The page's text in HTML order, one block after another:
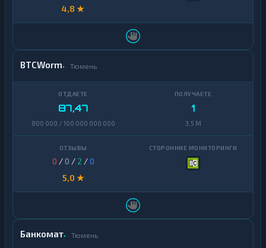
4,8 ★
BTCWorm Тюмень
87,47
800 000 / 100 000 000 000
1
3,5 M
0 / 0 / 2 /0
5,0 ★
Банкомат Тюмень